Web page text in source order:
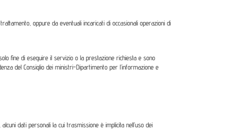
oppure da eventuali incaricati di occasionali operazioni di
fine di eseguire il servizio o la prestazione richiesta e sono
del Consiglio dei ministri-Dipartimento per l’informazione e
dati personali la cui trasmissione è implicita nell’uso dei